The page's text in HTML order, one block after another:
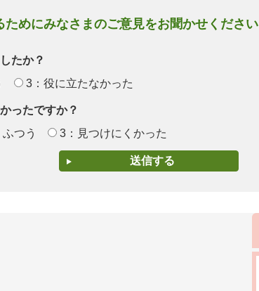
ためにみなさまのご意見をお聞かせください
たか？
3：役に立たなかった
ったですか？
ふつう 3：見つけにくかった